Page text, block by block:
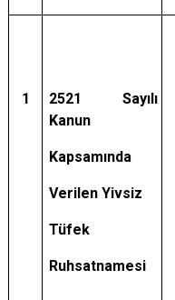
1
2521 Sayılı
Kanun
Kapsamında
Verilen Yivsiz
Tüfek
Ruhsatnamesi